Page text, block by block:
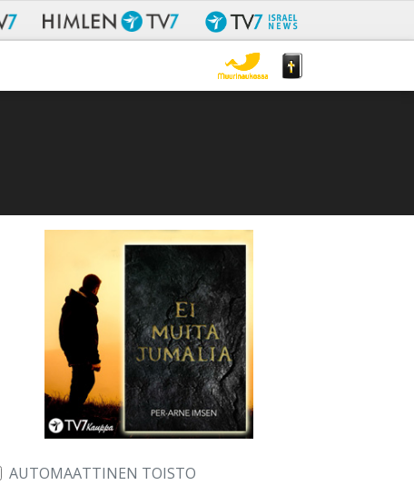
AUTOMAATTINEN TOISTO